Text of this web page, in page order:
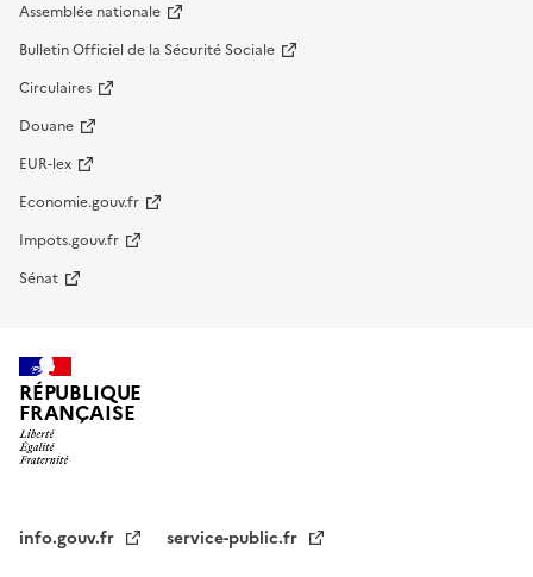
Assemblée nationale
Bulletin Officiel de la Sécurité Sociale
Circulaires
Douane
EUR-lex
Economie.gouv.fr
Impots.gouv.fr
Sénat
RÉPUBLIQUE
FRANÇAISE
info.gouv.fr
service-public.fr